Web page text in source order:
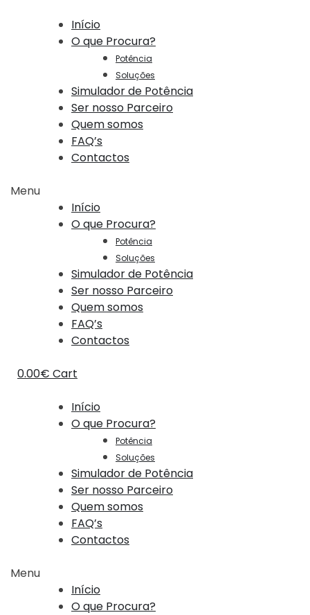
Início
O que Procura?
Potência
Soluções
Simulador de Potência
Ser nosso Parceiro
Quem somos
FAQ’s
Contactos
Menu
Início
O que Procura?
Potência
Soluções
Simulador de Potência
Ser nosso Parceiro
Quem somos
FAQ’s
Contactos
0.00€ Cart
Início
O que Procura?
Potência
Soluções
Simulador de Potência
Ser nosso Parceiro
Quem somos
FAQ’s
Contactos
Menu
Início
O que Procura?